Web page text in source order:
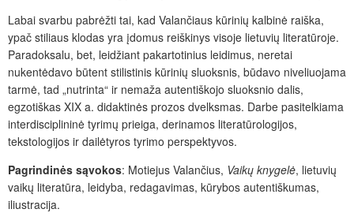
Labai svarbu pabrėžti tai, kad Valančiaus kūrinių kalbinė raiška,
ypač stiliaus klodas yra įdomus reiškinys visoje lietuvių literatūroje.
Paradoksalu, bet, leidžiant pakartotinius leidimus, neretai
nukentėdavo būtent stilistinis kūrinių sluoksnis, būdavo niveliuojama
tarmė, tad „nutrinta“ ir nemaža autentiškojo sluoksnio dalis,
egzotiškas XIX a. didaktinės prozos dvelksmas. Darbe pasitelkiama
interdisciplininė tyrimų prieiga, derinamos literatūrologijos,
tekstologijos ir dailėtyros tyrimo perspektyvos.
Pagrindinės sąvokos: Motiejus Valančius, Vaikų knygelė, lietuvių
vaikų literatūra, leidyba, redagavimas, kūrybos autentiškumas,
iliustracija.